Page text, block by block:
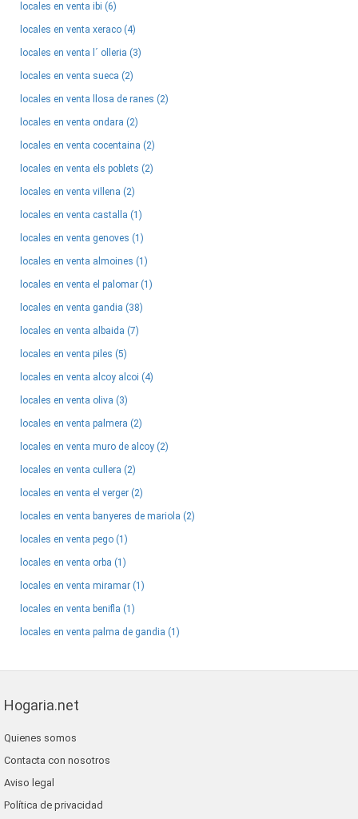
locales en venta ibi (6)
locales en venta xeraco (4)
locales en venta l´ olleria (3)
locales en venta sueca (2)
locales en venta llosa de ranes (2)
locales en venta ondara (2)
locales en venta cocentaina (2)
locales en venta els poblets (2)
locales en venta villena (2)
locales en venta castalla (1)
locales en venta genoves (1)
locales en venta almoines (1)
locales en venta el palomar (1)
locales en venta gandia (38)
locales en venta albaida (7)
locales en venta piles (5)
locales en venta alcoy alcoi (4)
locales en venta oliva (3)
locales en venta palmera (2)
locales en venta muro de alcoy (2)
locales en venta cullera (2)
locales en venta el verger (2)
locales en venta banyeres de mariola (2)
locales en venta pego (1)
locales en venta orba (1)
locales en venta miramar (1)
locales en venta benifla (1)
locales en venta palma de gandia (1)
Hogaria.net
Quienes somos
Contacta con nosotros
Aviso legal
Política de privacidad